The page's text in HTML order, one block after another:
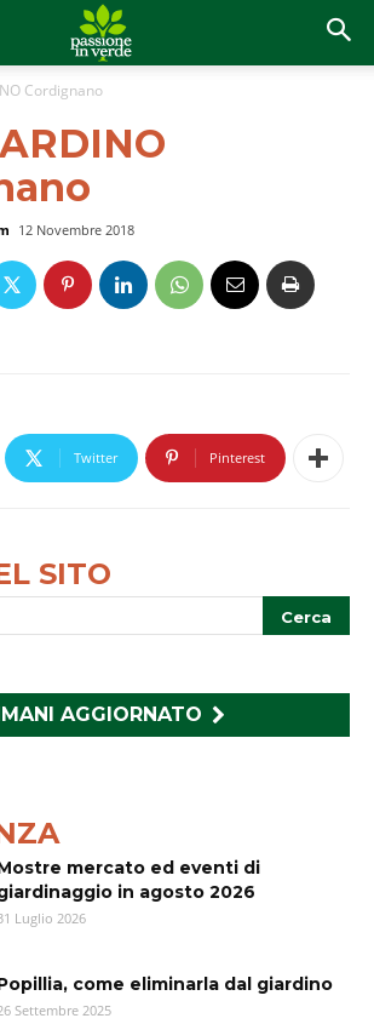
Cordignano
12 Novembre 2018
Twitter Pinterest
SITO
AGGIORNATO
mercato ed eventi di
in agosto 2026
Luglio 2026
come eliminarla dal giardino
Settembre 2025